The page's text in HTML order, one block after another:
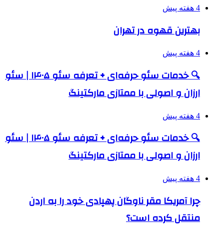
4 هفته پیش
بهترین قهوه در تهران
4 هفته پیش
🔍 خدمات سئو حرفه‌ای + تعرفه سئو ۱۴۰۵ | سئو
ارزان و اصولی با ممتازی مارکتینگ
4 هفته پیش
🔍 خدمات سئو حرفه‌ای + تعرفه سئو ۱۴۰۵ | سئو
ارزان و اصولی با ممتازی مارکتینگ
4 هفته پیش
چرا آمریکا مقر ناوگان پهپادی خود را به اردن
منتقل کرده است؟